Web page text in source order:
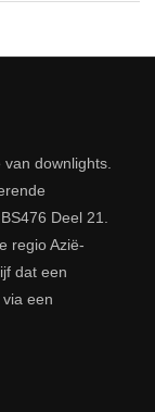
downlights.
Deel 21.
regio Azië-
dat een
een